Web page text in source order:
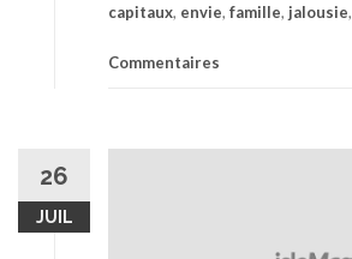
capitaux, envie, famille, jalousie,
Commentaires
26
JUIL